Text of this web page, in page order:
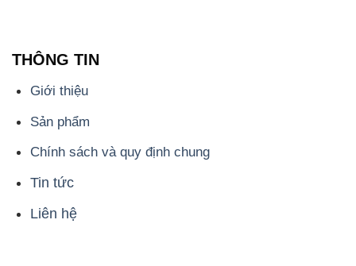
Chính sách và quy định chung
Tin tức
Liên hệ
📞
PHÒNG KINH DOANH - CÔNG TY HÓA CHẤT
ĐẮC TRƯỜNG PHÁT